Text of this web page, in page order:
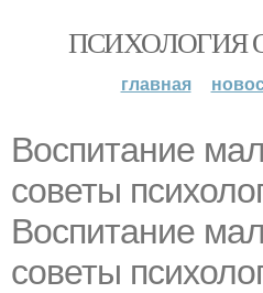
ПСИХОЛОГИЯ
главная
Воспитание
советы
Воспитание
советы